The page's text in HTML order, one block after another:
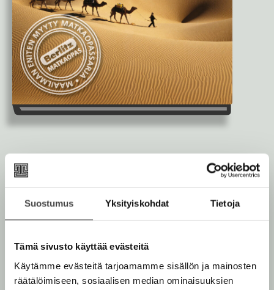
Suostumus Yksityiskohdat Tietoja
Tämä sivusto käyttää evästeitä
Käytämme evästeitä tarjoamamme sisällön ja mainosten
räätälöimiseen, sosiaalisen median ominaisuuksien
Berlitz Tunisia
Berlitz – maailman myydyin
matkaopassarja.
Berlitz Tunisia esittelee maan tärkeimmät ja
mielenkiintoisimmat kohteet upein valokuvin ja